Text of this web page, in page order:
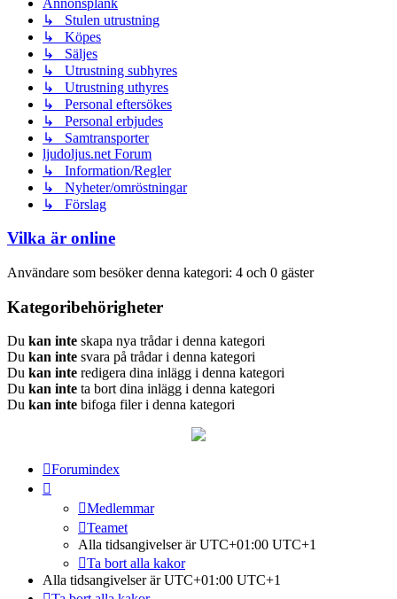
↳ Stulen utrustning
↳ Köpes
↳ Säljes
↳ Utrustning subhyres
↳ Utrustning uthyres
↳ Personal eftersökes
↳ Personal erbjudes
↳ Samtransporter
ljudoljus.net Forum
↳ Information/Regler
↳ Nyheter/omröstningar
↳ Förslag
Vilka är online
Användare som besöker denna kategori: 4 och 0 gäster
Kategoribehörigheter
Du kan inte skapa nya trådar i denna kategori
Du kan inte svara på trådar i denna kategori
Du kan inte redigera dina inlägg i denna kategori
Du kan inte ta bort dina inlägg i denna kategori
Du kan inte bifoga filer i denna kategori
Forumindex
Medlemmar
Teamet
Alla tidsangivelser är UTC+01:00 UTC+1
Ta bort alla kakor
Alla tidsangivelser är UTC+01:00 UTC+1